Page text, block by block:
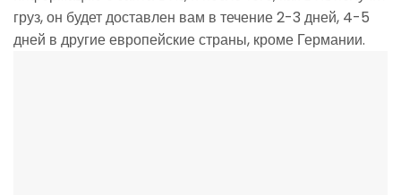
груз, он будет доставлен вам в течение 2-3 дней, 4-5
дней в другие европейские страны, кроме Германии.